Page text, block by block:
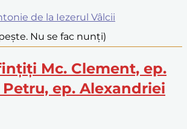
de la Iezerul Vâlcii
Nu se fac nunți)
Mc. Clement, ep.
ep. Alexandriei